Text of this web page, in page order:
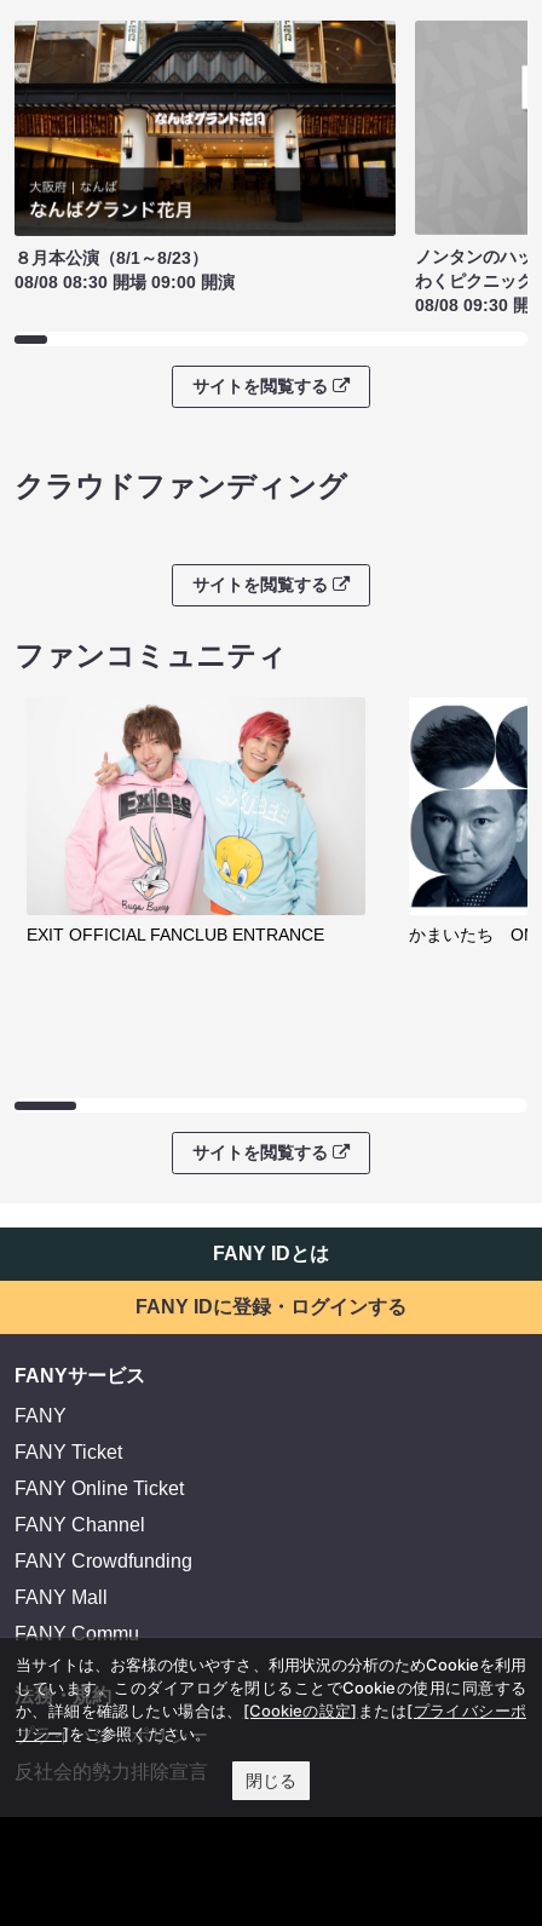
８月本公演（8/1～8/23）
08/08 08:30 開場 09:00 開演
ノンタンのハッ
わくピクニック
08/08 09:30 開
サイトを閲覧する
クラウドファンディング
サイトを閲覧する
ファンコミュニティ
EXIT OFFICIAL FANCLUB ENTRANCE かまいたち
サイトを閲覧する
FANY IDとは
FANY IDに登録・ログインする
FANYサービス
FANY
FANY Ticket
FANY Online Ticket
FANY Channel
FANY Crowdfunding
FANY Mall
FANY Commu
法務・規約
プライバシーポリシー
反社会的勢力排除宣言
当サイトは、お客様の使いやすさ、利用状況の分析のためCookieを利用
しています。このダイアログを閉じることでCookieの使用に同意する
か、詳細を確認したい場合は、 [Cookieの設定] または[プライバシーポ
リシー]をご参照ください。
閉じる